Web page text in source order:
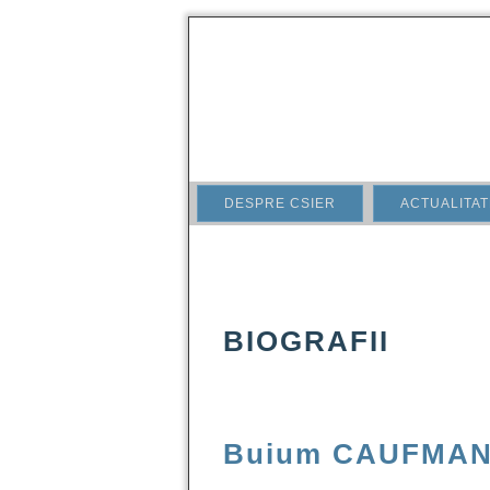
DESPRE CSIER
BIOGRAFII
Buium CAUFMAN